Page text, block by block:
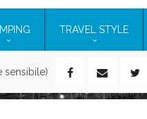
TRAVEL STYLE